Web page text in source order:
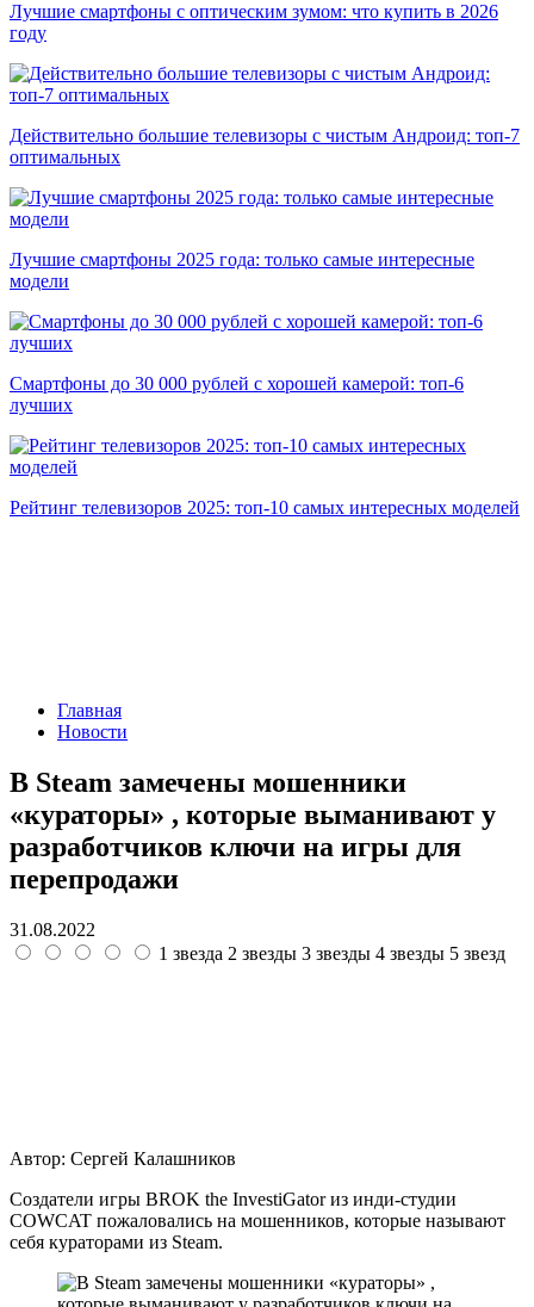
Лучшие смартфоны с оптическим зумом: что купить в 2026
году
Действительно большие телевизоры с чистым Андроид: топ-7
оптимальных
Лучшие смартфоны 2025 года: только самые интересные
модели
Смартфоны до 30 000 рублей с хорошей камерой: топ-6
лучших
Рейтинг телевизоров 2025: топ-10 самых интересных моделей
Главная
Новости
В Steam замечены мошенники
«кураторы» , которые выманивают у
разработчиков ключи на игры для
перепродажи
31.08.2022
1 звезда 2 звезды 3 звезды 4 звезды 5 звезд
Автор: Сергей Калашников
Создатели игры BROK the InvestiGator из инди-студии
COWCAT пожаловались на мошенников, которые называют
себя кураторами из Steam.